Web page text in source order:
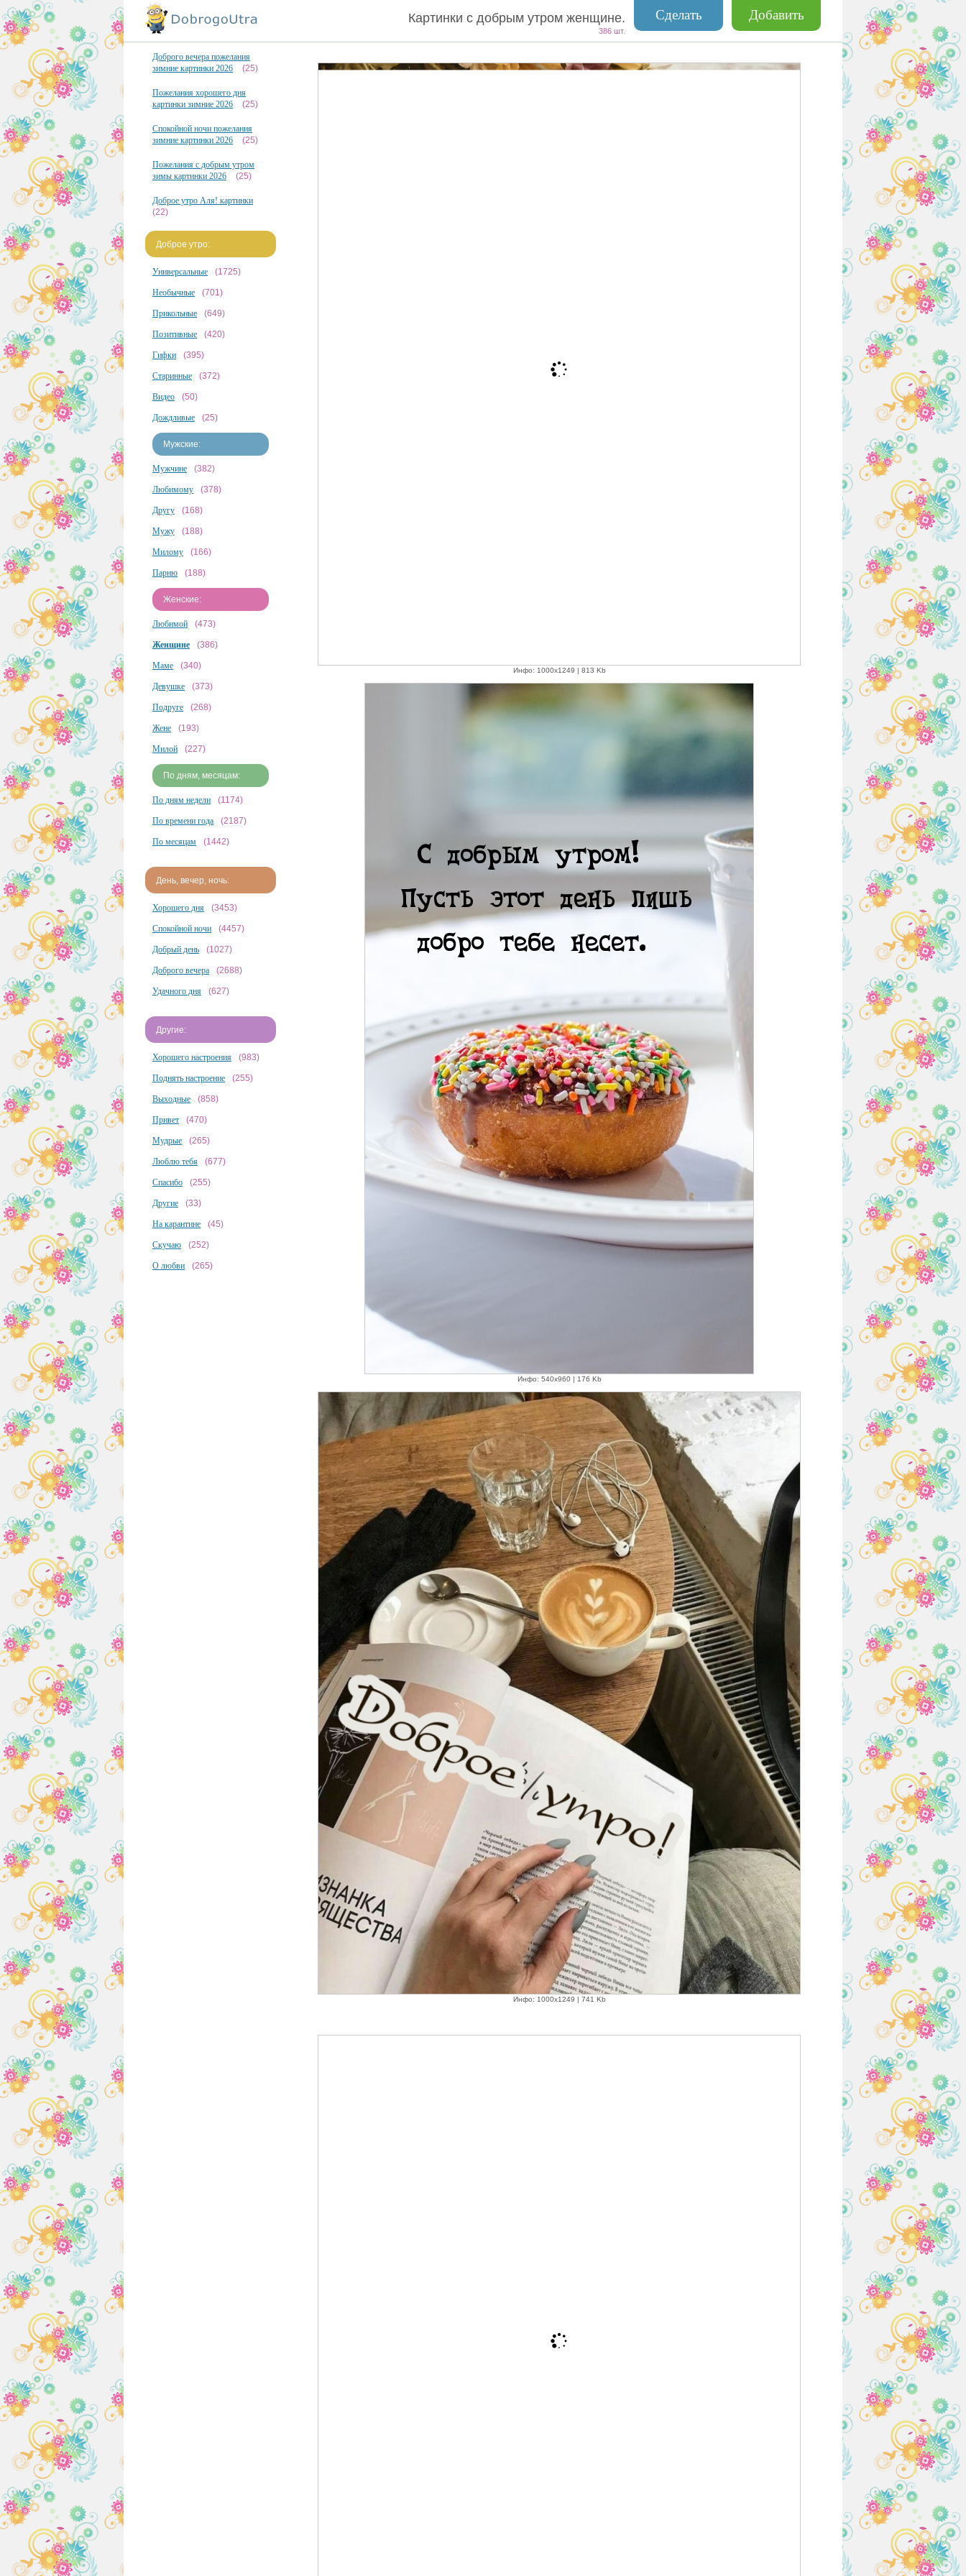
Добавить
Сделать
Картинки с добрым утром женщине.
386 шт.
Доброго вечера пожелания
зимние картинки 2026
(25)
Пожелания хорошего дня
картинки зимние 2026
(25)
Спокойной ночи пожелания
зимние картинки 2026
(25)
Пожелания с добрым утром
зимы картинки 2026
(25)
Доброе утро Аля! картинки
(22)
Доброе утро:
Универсальные (1725)
Необычные (701)
Прикольные (649)
Позитивные (420)
Гифки (395)
Старинные (372)
Видео (50)
Дождливые (25)
Мужские:
Мужчине (382)
Любимому (378)
Другу (168)
Мужу (188)
Милому (166)
Парню (188)
Женские:
Любимой (473)
Женщине (386)
Маме (340)
Девушке (373)
Подруге (268)
Жене (193)
Милой (227)
По дням, месяцам:
По дням недели (1174)
По времени года (2187)
По месяцам (1442)
День, вечер, ночь:
Хорошего дня (3453)
Спокойной ночи (4457)
Добрый день (1027)
Доброго вечера (2688)
Удачного дня (627)
Другие:
Хорошего настроения (983)
Поднять настроение (255)
Выходные (858)
Привет (470)
Мудрые (265)
Люблю тебя (677)
Спасибо (255)
Другие (33)
На карантине (45)
Скучаю (252)
О любви (265)
Инфо: 1000х1249 | 813 Kb
Инфо: 540х960 | 176 Kb
Инфо: 1000х1249 | 741 Kb